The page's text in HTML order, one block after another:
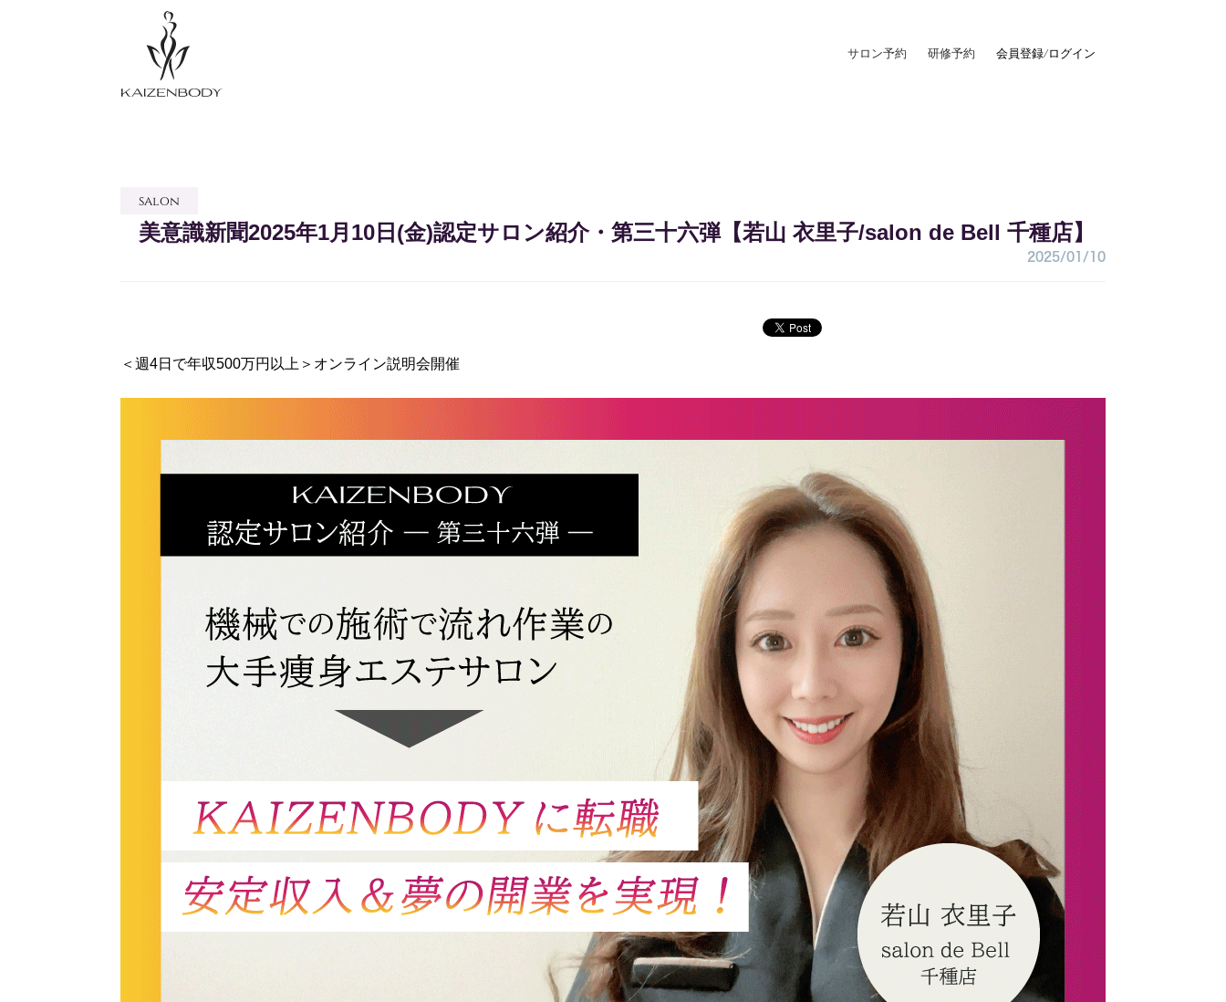
サロン予約 研修予約 会員登録/ログイン
会員登録/ログイン
salon
美意識新聞2025年1月10日(金)認定サロン紹介・第三十六弾【若山 衣里子/salon de Bell 千種店】
2025/01/10
＜週4日で年収500万円以上＞オンライン説明会開催